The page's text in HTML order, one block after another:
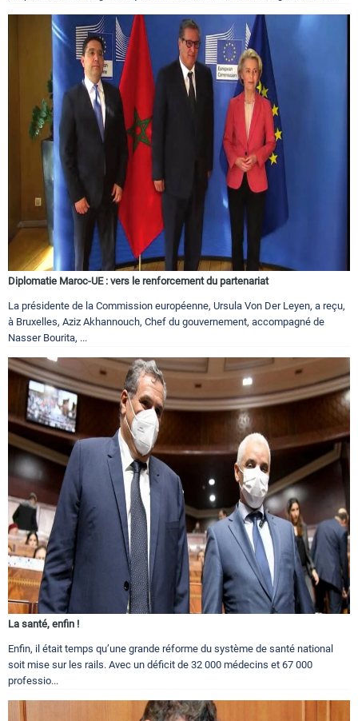
Diplomatie Maroc-UE : vers le renforcement du partenariat
La présidente de la Commission européenne, Ursula Von Der Leyen, a reçu,
à Bruxelles, Aziz Akhannouch, Chef du gouvernement, accompagné de
Nasser Bourita, ...
La santé, enfin !
Enfin, il était temps qu’une grande réforme du système de santé national
soit mise sur les rails. Avec un déficit de 32 000 médecins et 67 000
professio...